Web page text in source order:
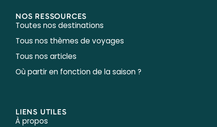
NOS RESSOURCES
Toutes nos destinations
Tous nos thèmes de voyages
Tous nos articles
Où partir en fonction de la saison ?
LIENS UTILES
À propos